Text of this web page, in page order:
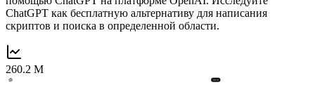
ChatGPT как бесплатную альтернативу для написания
скриптов и поиска в определенной области.
260.2 M